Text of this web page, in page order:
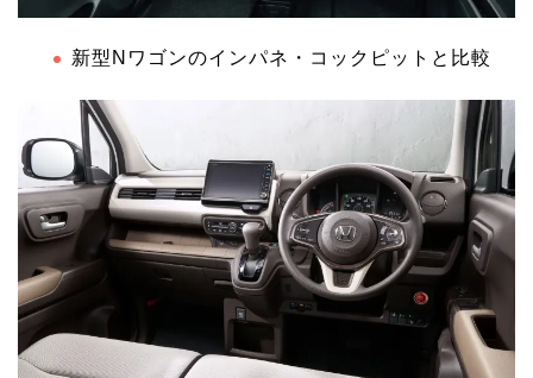
新型Nワゴンのインパネ・コックピットと比較